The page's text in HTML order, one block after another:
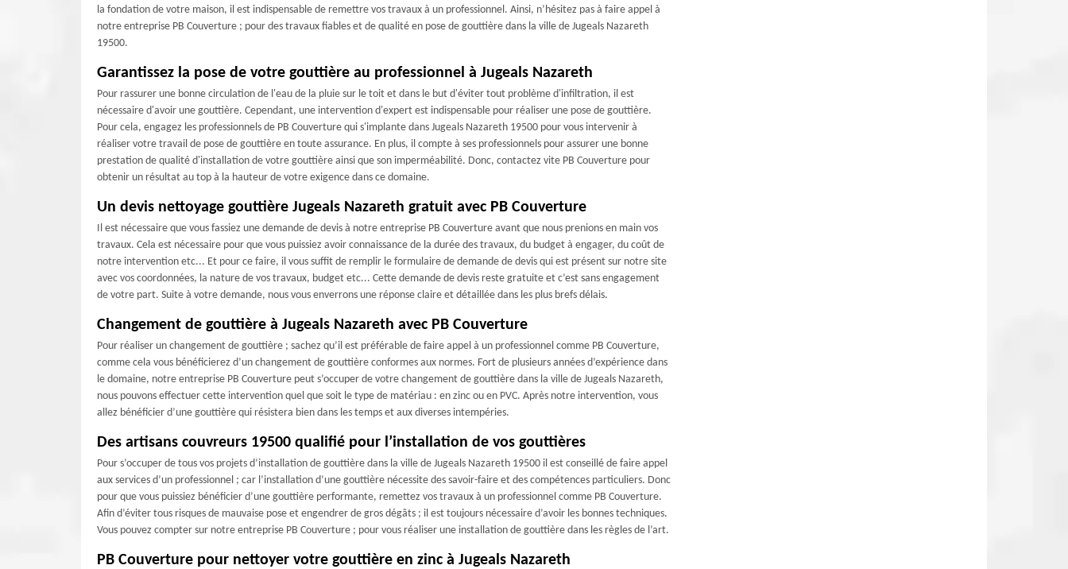
la fondation de votre maison, il est indispensable de remettre vos travaux à un professionnel. Ainsi, n’hésitez pas à faire appel à
notre entreprise PB Couverture ; pour des travaux fiables et de qualité en pose de gouttière dans la ville de Jugeals Nazareth
19500.
Garantissez la pose de votre gouttière au professionnel à Jugeals Nazareth
Pour rassurer une bonne circulation de l'eau de la pluie sur le toit et dans le but d'éviter tout problème d'infiltration, il est
nécessaire d'avoir une gouttière. Cependant, une intervention d'expert est indispensable pour réaliser une pose de gouttière.
Pour cela, engagez les professionnels de PB Couverture qui s'implante dans Jugeals Nazareth 19500 pour vous intervenir à
réaliser votre travail de pose de gouttière en toute assurance. En plus, il compte à ses professionnels pour assurer une bonne
prestation de qualité d'installation de votre gouttière ainsi que son imperméabilité. Donc, contactez vite PB Couverture pour
obtenir un résultat au top à la hauteur de votre exigence dans ce domaine.
Un devis nettoyage gouttière Jugeals Nazareth gratuit avec PB Couverture
Il est nécessaire que vous fassiez une demande de devis à notre entreprise PB Couverture avant que nous prenions en main vos
travaux. Cela est nécessaire pour que vous puissiez avoir connaissance de la durée des travaux, du budget à engager, du coût de
notre intervention etc... Et pour ce faire, il vous suffit de remplir le formulaire de demande de devis qui est présent sur notre site
avec vos coordonnées, la nature de vos travaux, budget etc... Cette demande de devis reste gratuite et c’est sans engagement
de votre part. Suite à votre demande, nous vous enverrons une réponse claire et détaillée dans les plus brefs délais.
Changement de gouttière à Jugeals Nazareth avec PB Couverture
Pour réaliser un changement de gouttière ; sachez qu’il est préférable de faire appel à un professionnel comme PB Couverture,
comme cela vous bénéficierez d’un changement de gouttière conformes aux normes. Fort de plusieurs années d’expérience dans
le domaine, notre entreprise PB Couverture peut s’occuper de votre changement de gouttière dans la ville de Jugeals Nazareth,
nous pouvons effectuer cette intervention quel que soit le type de matériau : en zinc ou en PVC. Après notre intervention, vous
allez bénéficier d’une gouttière qui résistera bien dans les temps et aux diverses intempéries.
Des artisans couvreurs 19500 qualifié pour l’installation de vos gouttières
Pour s’occuper de tous vos projets d’installation de gouttière dans la ville de Jugeals Nazareth 19500 il est conseillé de faire appel
aux services d’un professionnel ; car l’installation d’une gouttière nécessite des savoir-faire et des compétences particuliers. Donc
pour que vous puissiez bénéficier d’une gouttière performante, remettez vos travaux à un professionnel comme PB Couverture.
Afin d’éviter tous risques de mauvaise pose et engendrer de gros dégâts ; il est toujours nécessaire d’avoir les bonnes techniques.
Vous pouvez compter sur notre entreprise PB Couverture ; pour vous réaliser une installation de gouttière dans les règles de l’art.
PB Couverture pour nettoyer votre gouttière en zinc à Jugeals Nazareth